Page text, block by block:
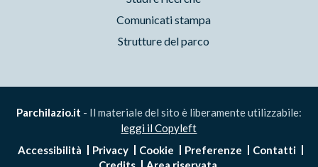
Comunicati stampa
Strutture del parco
Parchilazio.it - Il materiale del sito è liberamente utilizzabile:
leggi il Copyleft
Accessibilità
Privacy Cookie Preferenze
Contatti